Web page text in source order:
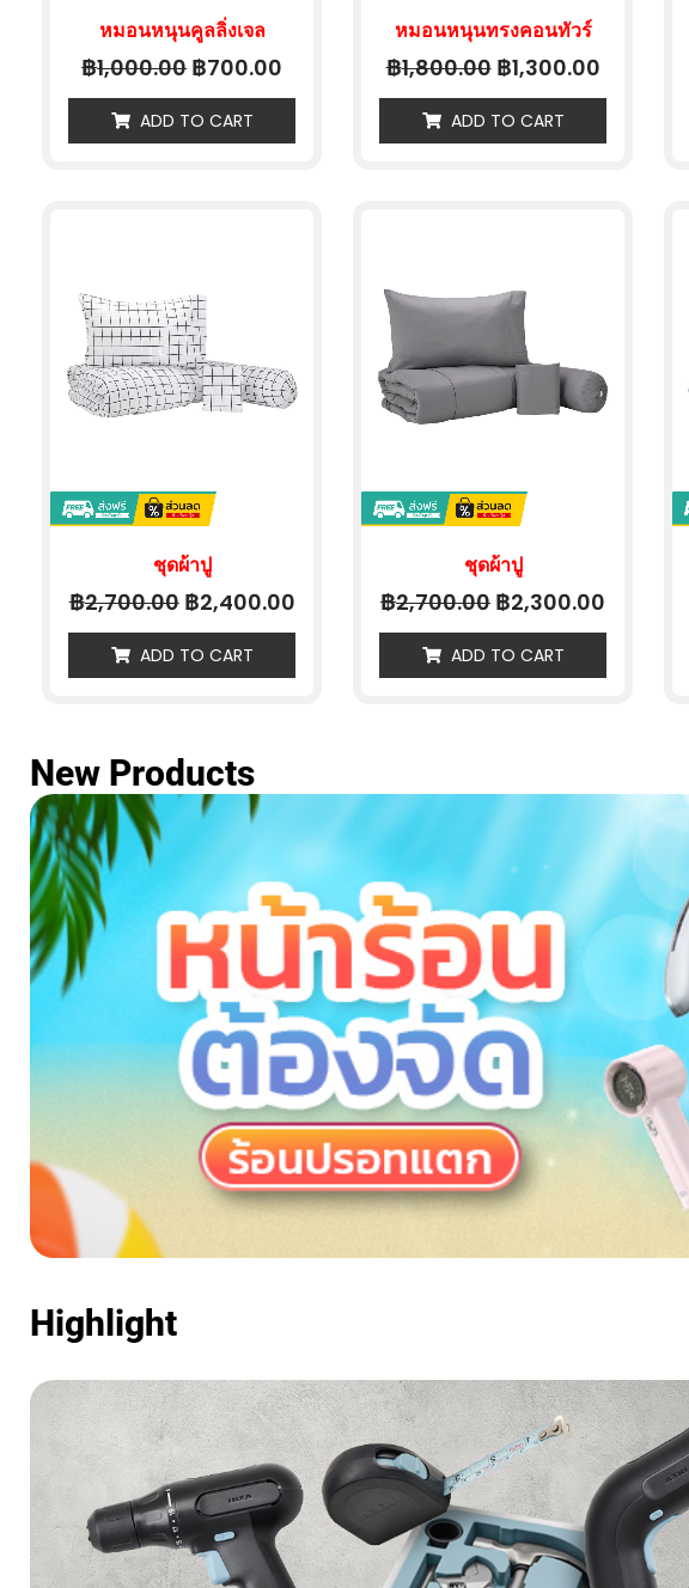
หมอนหนุนคูลลิ่งเจล
฿1,000.00฿700.00
ADD TO CART
หมอนหนุนทรงคอนทัวร์
฿1,800.00 ฿1,300.00
ADD TO CART
ชุดผ้าปู
฿2,700.00 ฿2,400.00
ADD TO CART
ชุดผ้าปู
฿2,700.00 ฿2,300.00
ADD TO CART
New Products
Highlight